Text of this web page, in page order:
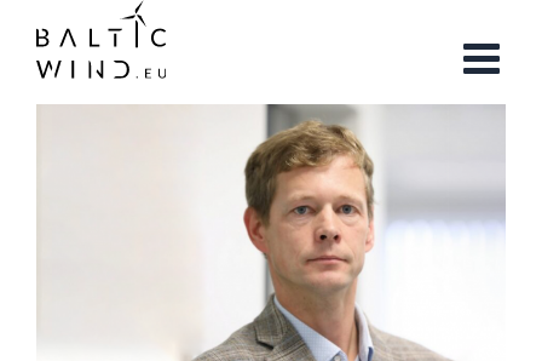
zawartości